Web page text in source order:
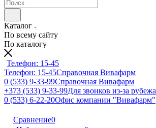
Каталог
По всему сайту
По каталогу
Телефон: 15-45
Телефон: 15-45Справочная Вивафарм
0 (533) 9-33-99Справочная Вивафарм
+373 (533) 9-33-99Для звонков из-за рубежа
0 (533) 6-22-20Офис компании "Вивафарм"
Сравнение0